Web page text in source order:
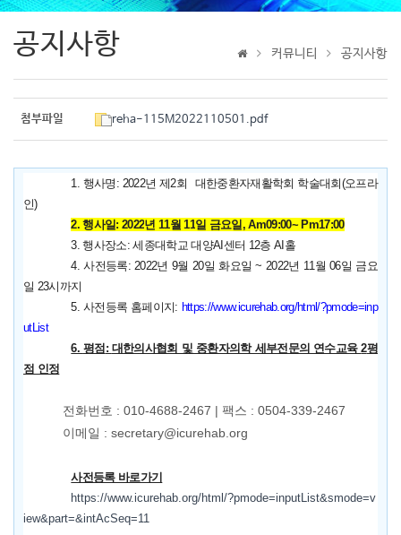
공지사항 커뮤니티 공지사항
첨부파일 reha-115M2022110501.pdf
1. 행사명 : 2022년 제2회 대한중환자재활학회 학술대회(오프라
인)
2.행사일: 2022년 11월 11일 금요일, Am09:00~ Pm17:00
3.행사장소:세종대학교 대양AI 센터 12층AI 홀
4.사전등록: 2022년9월 20일 화요일~ 2022년 11월06일 금요
일 23시까지
5. 사전등록 홈페이지: https://www.icurehab.org/html/?pmode=inp
utList
6. 평점 : 대한의사협회 및 중환자의학 세부전문의 연수교육2평
점 인정
전화번호 : 010-4688-2467 | 팩스 : 0504-339-2467
이메일 : secretary@icurehab.org
사전등록 바로가기
https://www.icurehab.org/html/?pmode=inputList&smode=v
iew&part=&intAcSeq=11